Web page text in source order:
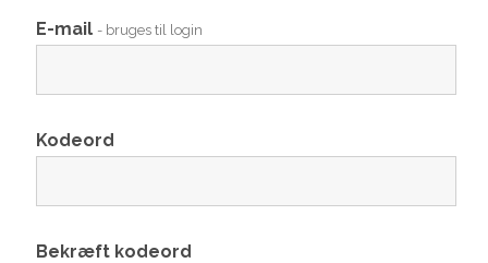
E-mail - bruges til login
Kodeord
Bekræft kodeord